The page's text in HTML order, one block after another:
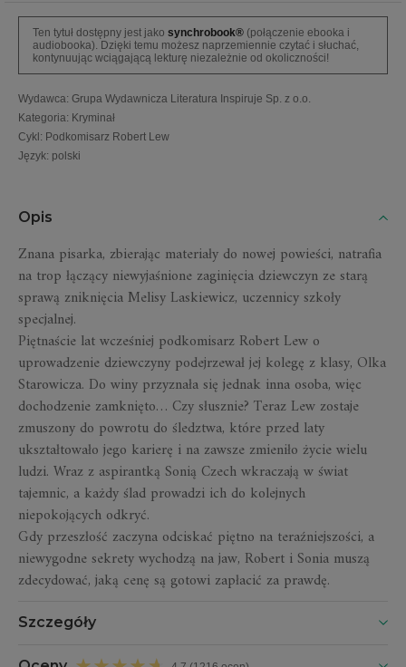
Ten tytuł dostępny jest jako synchrobook® (połączenie ebooka i
audiobooka). Dzięki temu możesz naprzemiennie czytać i słuchać,
kontynuując wciągającą lekturę niezależnie od okoliczności!
Wydawca: Grupa Wydawnicza Literatura Inspiruje Sp. z o.o.
Kategoria: Kryminał
Cykl: Podkomisarz Robert Lew
Język: polski
Opis
Znana pisarka, zbierając materiały do nowej powieści, natrafia
na trop łączący niewyjaśnione zaginięcia dziewczyn ze starą
sprawą zniknięcia Melisy Laskiewicz, uczennicy szkoły
specjalnej.
Piętnaście lat wcześniej podkomisarz Robert Lew o
uprowadzenie dziewczyny podejrzewał jej kolegę z klasy, Olka
Starowicza. Do winy przyznała się jednak inna osoba, więc
dochodzenie zamknięto… Czy słusznie? Teraz Lew zostaje
zmuszony do powrotu do śledztwa, które przed laty
ukształtowało jego karierę i na zawsze zmieniło życie wielu
ludzi. Wraz z aspirantką Sonią Czech wkraczają w świat
tajemnic, a każdy ślad prowadzi ich do kolejnych
niepokojących odkryć.
Gdy przeszłość zaczyna odciskać piętno na teraźniejszości, a
niewygodne sekrety wychodzą na jaw, Robert i Sonia muszą
zdecydować, jaką cenę są gotowi zapłacić za prawdę.
Szczegóły